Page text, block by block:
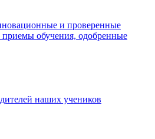
и проверенные
приемы обучения, одобренные
наших учеников